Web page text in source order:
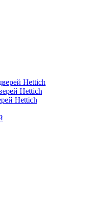
Hettich
Hettich
Hettich